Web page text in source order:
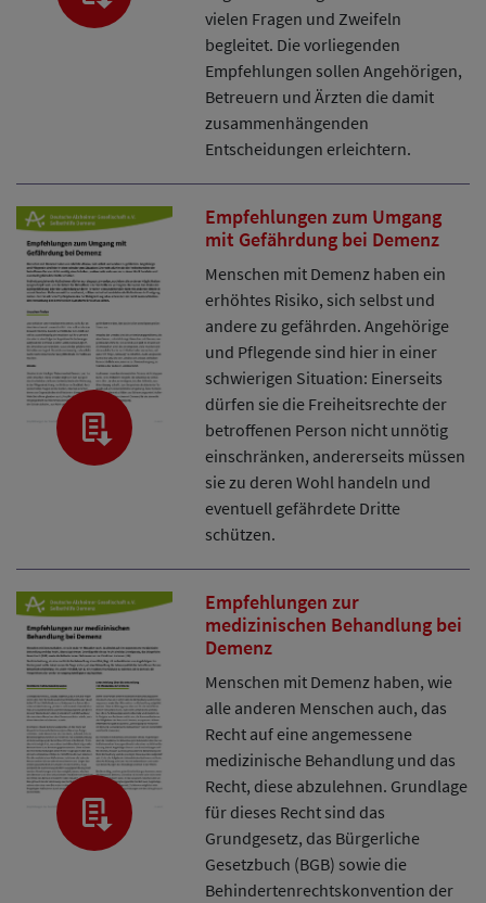
vielen Fragen und Zweifeln
begleitet. Die vorliegenden
Empfehlungen sollen Angehörigen,
Betreuern und Ärzten die damit
zusammenhängenden
Entscheidungen erleichtern.
Empfehlungen zum Umgang
mit Gefährdung bei Demenz
Menschen mit Demenz haben ein
erhöhtes Risiko, sich selbst und
andere zu gefährden. Angehörige
und Pflegende sind hier in einer
schwierigen Situation: Einerseits
dürfen sie die Freiheitsrechte der
betroffenen Person nicht unnötig
einschränken, andererseits müssen
sie zu deren Wohl handeln und
eventuell gefährdete Dritte
schützen.
Empfehlungen zur
medizinischen Behandlung bei
Demenz
Menschen mit Demenz haben, wie
alle anderen Menschen auch, das
Recht auf eine angemessene
medizinische Behandlung und das
Recht, diese abzulehnen. Grundlage
für dieses Recht sind das
Grundgesetz, das Bürgerliche
Gesetzbuch (BGB) sowie die
Behindertenrechtskonvention der